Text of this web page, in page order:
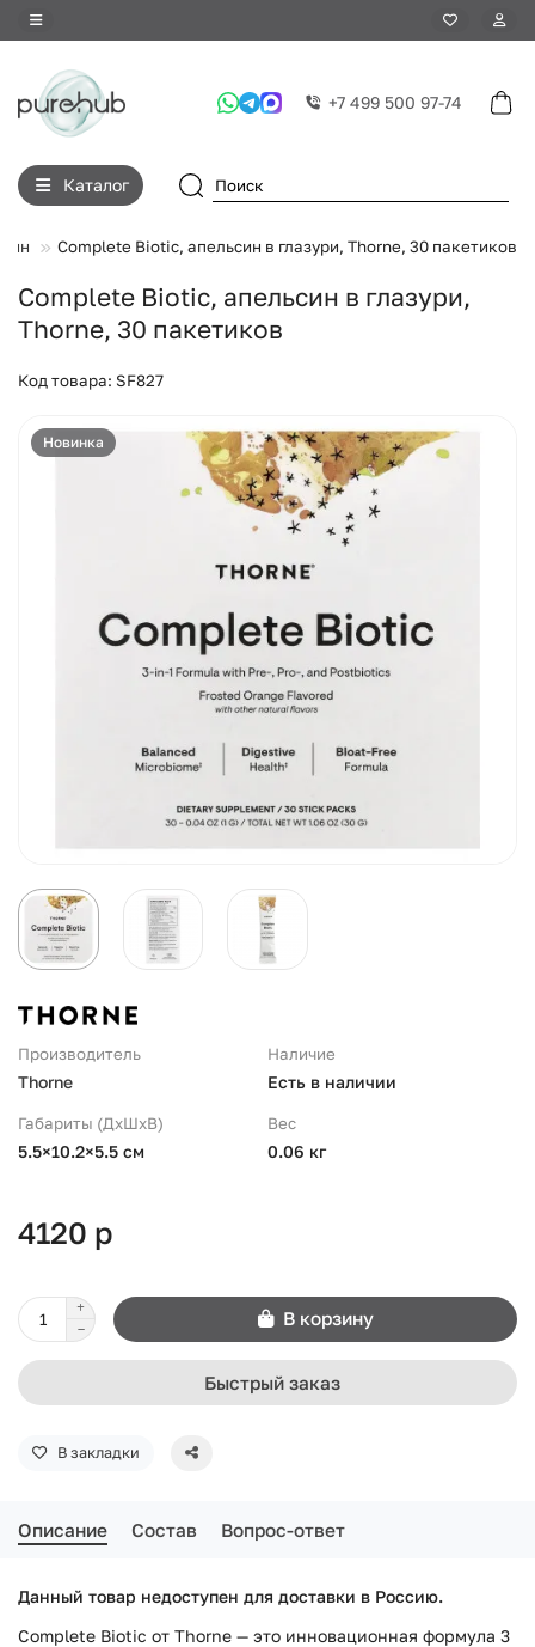
+7 499 500 97-74
Каталог
Complete Biotic, апельсин в глазури, Thorne, 30 пакетиков
Complete Biotic, апельсин в глазури,
Thorne, 30 пакетиков
Код товара: SF827
Новинка
Производитель
Thorne
Наличие
Есть в наличии
Габариты (ДхШхВ)
5.5×10.2×5.5 см
Вес
0.06 кг
4120 р
В корзину
Быстрый заказ
В закладки
Описание Состав Вопрос-ответ
Данный товар недоступен для доставки в Россию.
Complete Biotic от Thorne — это инновационная формула 3